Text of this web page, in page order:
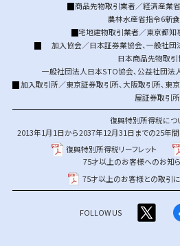
商品先物取引業者／経済産業
農林水産省指令6新
宅地建物取引業者／東京都知
加入協会／日本証券業協会、一般社団
日本商品先物取
一般社団法人日本STO協会、公益社団法
加入取引所／東京証券取引所、大阪取引所、 東
屋証券取引所
復興特別所得税につ
2013年1月1日から2037年12月31日までの25年間
復興特別所得税リーフレット
75才以上のお客様へのお知
75才以上のお客様との取引に
FOLLOW US